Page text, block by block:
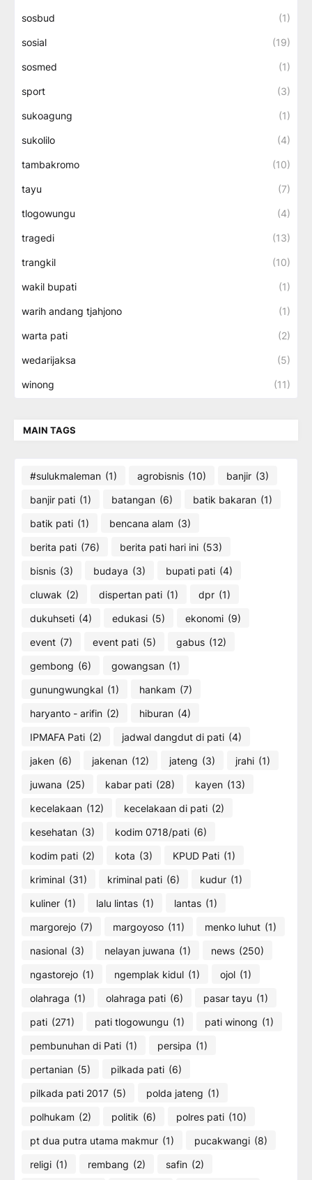
sosbud (1)
sosial (19)
sosmed (1)
sport (3)
sukoagung (1)
sukolilo (4)
tambakromo (10)
tayu (7)
tlogowungu (4)
tragedi (13)
trangkil (10)
wakil bupati (1)
warih andang tjahjono (1)
warta pati (2)
wedarijaksa (5)
winong (11)
MAIN TAGS
#sulukmaleman (1) agrobisnis (10) banjir (3)
banjir pati (1) batangan (6) batik bakaran (1)
batik pati (1) bencana alam (3)
berita pati (76) berita pati hari ini (53)
bisnis (3) budaya (3) bupati pati (4)
cluwak (2) dispertan pati (1) dpr (1)
dukuhseti (4) edukasi (5) ekonomi (9)
event (7) event pati (5) gabus (12)
gembong (6) gowangsan (1)
gunungwungkal (1) hankam (7)
haryanto - arifin (2) hiburan (4)
IPMAFA Pati (2) jadwal dangdut di pati (4)
jaken (6) jakenan (12) jateng (3) jrahi (1)
juwana (25) kabar pati (28) kayen (13)
kecelakaan (12) kecelakaan di pati (2)
kesehatan (3) kodim 0718/pati (6)
kodim pati (2) kota (3) KPUD Pati (1)
kriminal (31) kriminal pati (6) kudur (1)
kuliner (1) lalu lintas (1) lantas (1)
margorejo (7) margoyoso (11) menko luhut (1)
nasional (3) nelayan juwana (1) news (250)
ngastorejo (1) ngemplak kidul (1) ojol (1)
olahraga (1) olahraga pati (6) pasar tayu (1)
pati (271) pati tlogowungu (1) pati winong (1)
pembunuhan di Pati (1) persipa (1)
pertanian (5) pilkada pati (6)
pilkada pati 2017 (5) polda jateng (1)
polhukam (2) politik (6) polres pati (10)
pt dua putra utama makmur (1) pucakwangi (8)
religi (1) rembang (2) safin (2)